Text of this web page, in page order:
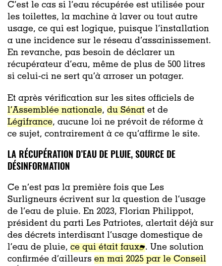
C’est le cas si l’eau récupérée est utilisée pour
les toilettes, la machine à laver ou tout autre
usage, ce qui est logique, puisque l’installation
a une incidence sur le réseau d’assainissement.
En revanche, pas besoin de déclarer un
récupérateur d’eau, même de plus de 500 litres
si celui-ci ne sert qu’à arroser un potager.
Et après vérification sur les sites officiels de
l’Assemblée nationale, du Sénat et de
Légifrance, aucune loi ne prévoit de réforme à
ce sujet, contrairement à ce qu’affirme le site.
LA RÉCUPÉRATION D’EAU DE PLUIE, SOURCE DE
DÉSINFORMATION
Ce n’est pas la première fois que Les
Surligneurs écrivent sur la question de l’usage
de l’eau de pluie. En 2023, Florian Philippot,
président du parti Les Patriotes, alertait déjà sur
des décrets interdisant l’usage domestique de
l’eau de pluie, ce qui était faux
. Une solution
confirmée d’ailleurs en mai 2025 par le Conseil